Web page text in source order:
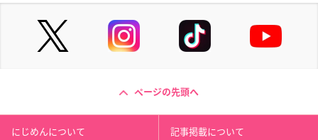
ページの先頭へ
にじめんについて 記事掲載について